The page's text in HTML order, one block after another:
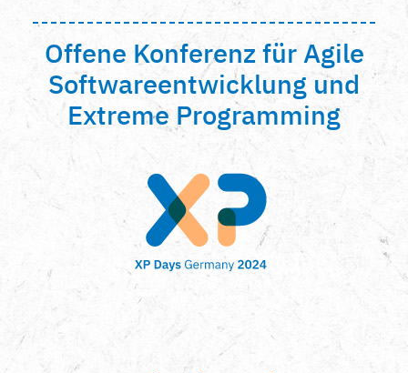
Offene Konferenz für Agile
Softwareentwicklung und
Extreme Programming